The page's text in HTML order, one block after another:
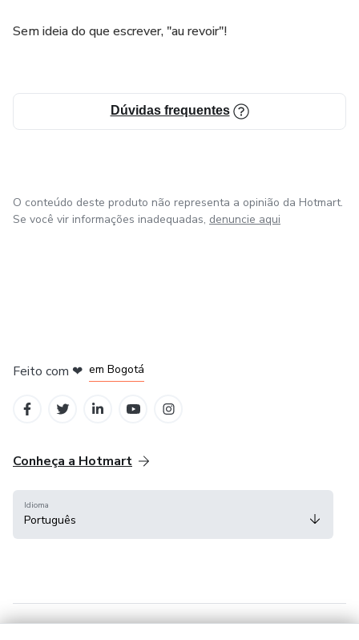
Sem ideia do que escrever, "au revoir"!
Dúvidas frequentes
O conteúdo deste produto não representa a opinião da Hotmart.
Se você vir informações inadequadas, denuncie aqui
Feito com ❤ em Bogotá
Conheça a Hotmart
Idioma
Português